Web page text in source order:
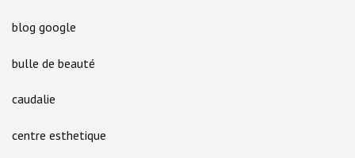
blog google
bulle de beauté
caudalie
centre esthetique